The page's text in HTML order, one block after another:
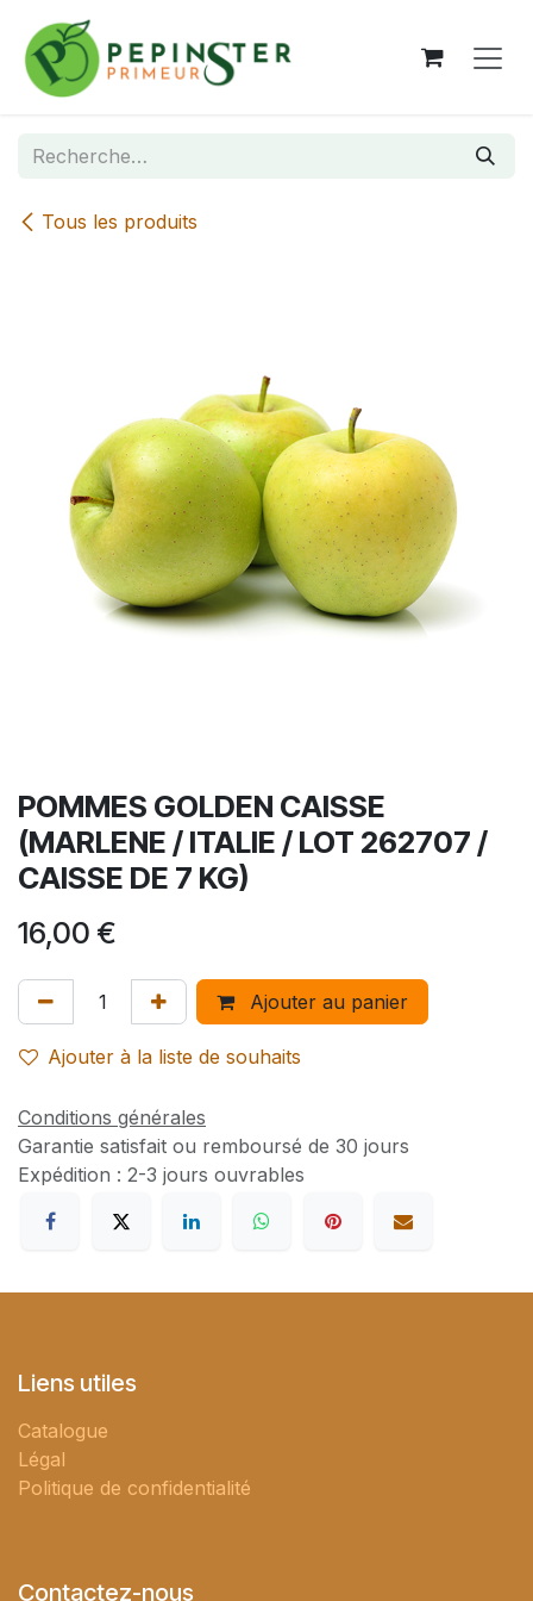
Se rendre au contenu
Tous les produits
POMMES GOLDEN CAISSE
(MARLENE / ITALIE / LOT 262707 /
CAISSE DE 7 KG)
16,00 €
Ajouter au panier
Ajouter à la liste de souhaits
Conditions générales
Garantie satisfait ou remboursé de 30 jours
Expédition : 2-3 jours ouvrables
Liens utiles
Catalogue
Légal
Politique de confidentialité
Contactez-nous